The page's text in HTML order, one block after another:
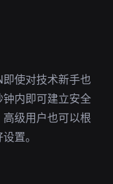
使对技术新手也
内即可建立安全
级用户也可以根
置。